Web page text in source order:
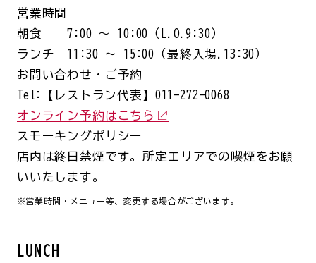
営業時間
朝食 7:00 ～ 10:00（L.O.9:30）
ランチ 11:30 ～ 15:00（最終入場.13:30）
お問い合わせ・ご予約
Tel:【レストラン代表】011-272-0068
オンライン予約はこちら
スモーキングポリシー
店内は終日禁煙です。所定エリアでの喫煙をお願
いいたします。
※営業時間・メニュー等、変更する場合がございます。
LUNCH